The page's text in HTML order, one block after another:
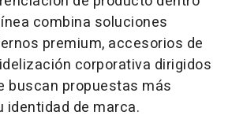
combina soluciones
premium, accesorios de
corporativa dirigidos
buscan propuestas más
identidad de marca.